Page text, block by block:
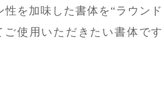
を加味した書体を“ラウン
使用いただきたい書体で